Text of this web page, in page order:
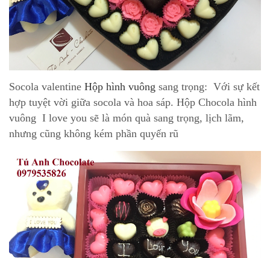
Socola valentine Hộp hình vuông sang trọng: Với sự kết
hợp tuyệt vời giữa socola và hoa sáp. Hộp Chocola hình
vuông I love you sẽ là món quà sang trọng, lịch lãm,
nhưng cũng không kém phần quyến rũ